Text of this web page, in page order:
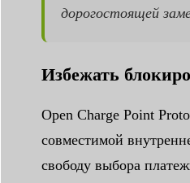
дорогостоящей
Избежать
Open Charge Point
совместимой
свободу выбора